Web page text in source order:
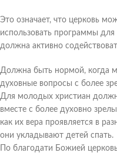
Это означает, что церковь
использовать программы
должна активно
Должна быть нормой, когда
духовные вопросы с более
Для молодых христиан
вместе с более духовно
как их вера проявляется в
они укладывают детей спать.
По благодати Божией